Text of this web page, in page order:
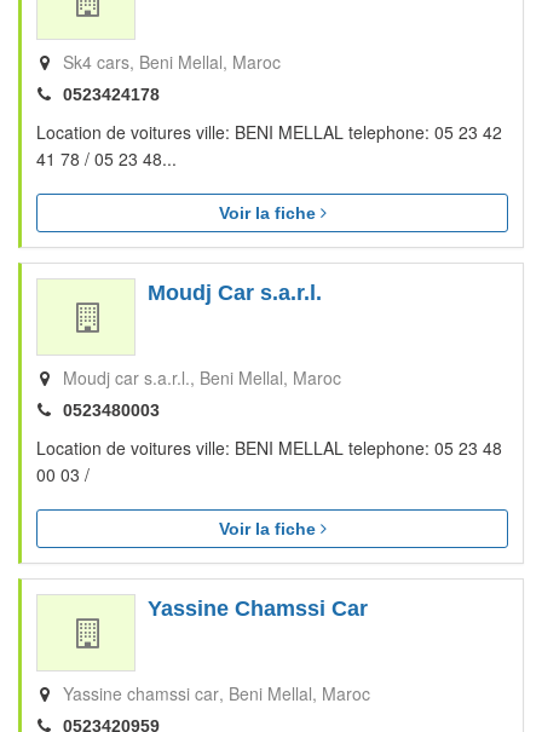
Sk4 cars Beni Mellal Maroc
0523424178
Location de voitures ville: BENI MELLAL telephone: 05 23 42
41 78 / 05 23 48...
Voir la fiche
Moudj Car s.a.r.l.
Moudj car s.a.r.l. Beni Mellal Maroc
0523480003
Location de voitures ville: BENI MELLAL telephone: 05 23 48
00 03 /
Voir la fiche
Yassine Chamssi Car
Yassine chamssi car Beni Mellal Maroc
0523420959